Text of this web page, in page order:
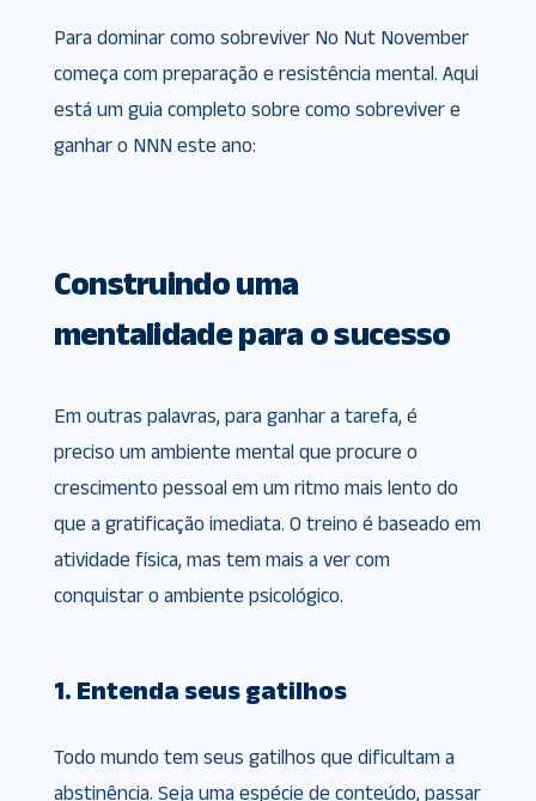
Para dominar como sobreviver No Nut November
começa com preparação e resistência mental. Aqui
está um guia completo sobre como sobreviver e
ganhar o NNN este ano:
Construindo uma
mentalidade para o sucesso
Em outras palavras, para ganhar a tarefa, é
preciso um ambiente mental que procure o
crescimento pessoal em um ritmo mais lento do
que a gratificação imediata. O treino é baseado em
atividade física, mas tem mais a ver com
conquistar o ambiente psicológico.
1. Entenda seus gatilhos
Todo mundo tem seus gatilhos que dificultam a
abstinência. Seja uma espécie de conteúdo, passar